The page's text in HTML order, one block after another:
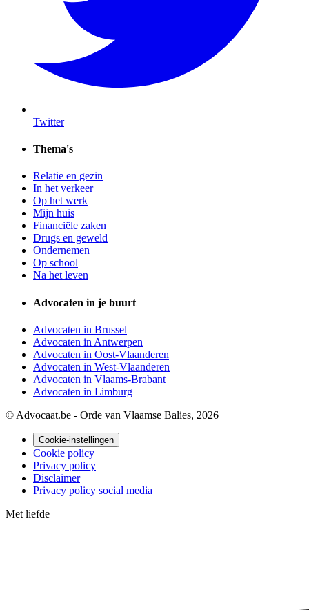
Twitter
Thema's
Relatie en gezin
In het verkeer
Op het werk
Mijn huis
Financiële zaken
Drugs en geweld
Ondernemen
Op school
Na het leven
Advocaten in je buurt
Advocaten in Brussel
Advocaten in Antwerpen
Advocaten in Oost-Vlaanderen
Advocaten in West-Vlaanderen
Advocaten in Vlaams-Brabant
Advocaten in Limburg
© Advocaat.be - Orde van Vlaamse Balies, 2026
Cookie-instellingen
Cookie policy
Privacy policy
Disclaimer
Privacy policy social media
Met liefde